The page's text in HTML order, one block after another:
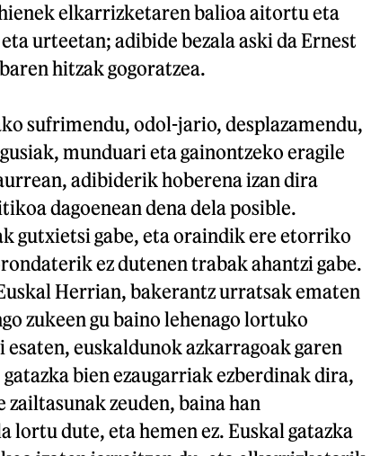
elkarrizketaren balioa aitortu eta
urteetan; adibide bezala aski da Ernest
hitzak gogoratzea.
sufrimendu, odol-jario, desplazamendu,
munduari eta gainontzeko eragile
adibiderik hoberena izan dira
dagoenean dena dela posible.
gutxietsi gabe, eta oraindik ere etorriko
ez dutenen trabak ahantzi gabe.
Herrian, bakerantz urratsak ematen
zukeen gu baino lehenago lortuko
esaten, euskaldunok azkarragoak garen
bien ezaugarriak ezberdinak dira,
zailtasunak zeuden, baina han
dute, eta hemen ez. Euskal gatazka